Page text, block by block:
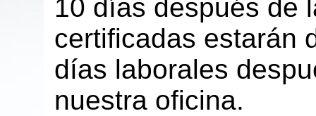
10 días después de
certificadas estarán
días laborales
nuestra oficina.